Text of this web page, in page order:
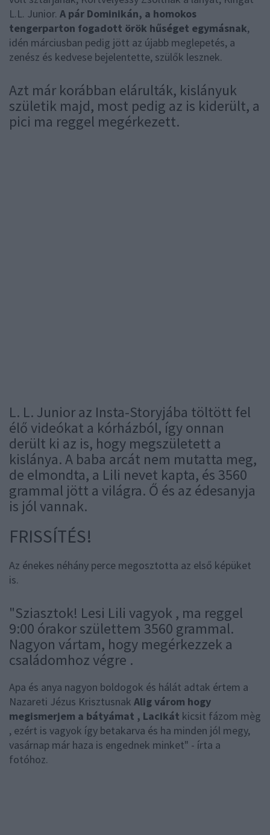
L.L. Junior. A pár Dominikán, a homokos
tengerparton fogadott örök hűséget egymásnak,
idén márciusban pedig jött az újabb meglepetés, a
zenész és kedvese bejelentette, szülők lesznek.
Azt már korábban elárulták, kislányuk
születik majd, most pedig az is kiderült, a
pici ma reggel megérkezett.
L. L. Junior az Insta-Storyjába töltött fel
élő videókat a kórházból, így onnan
derült ki az is, hogy megszületett a
kislánya. A baba arcát nem mutatta meg,
de elmondta, a Lili nevet kapta, és 3560
grammal jött a világra. Ő és az édesanyja
is jól vannak.
FRISSÍTÉS!
Az énekes néhány perce megosztotta az első képüket
is.
"Sziasztok! Lesi Lili vagyok , ma reggel
9:00 órakor születtem 3560 grammal.
Nagyon vártam, hogy megérkezzek a
családomhoz végre .
Apa és anya nagyon boldogok és hálát adtak értem a
Nazareti Jézus Krisztusnak Alig várom hogy
megismerjem a bátyámat , Lacikát kicsit fázom mèg
, ezért is vagyok így betakarva és ha minden jól megy,
vasárnap már haza is engednek minket" - írta a
fotóhoz.